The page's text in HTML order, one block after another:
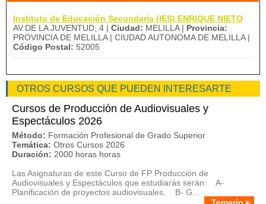
Instituto de Educación Secundaria (IES) ENRIQUE NIETO
AV.DE LA JUVENTUD, 4 | Ciudad: MELILLA | Provincia:
PROVINCIA DE MELILLA | CIUDAD AUTONOMA DE MELILLA |
Código Postal: 52005
OTROS CURSOS QUE PUEDEN INTERESARTE
Cursos de Producción de Audiovisuales y
Espectáculos 2026
Método: Formación Profesional de Grado Superior
Temática: Otros Cursos 2026
Duración: 2000 horas horas
Las Asignaturas de este Curso de FP Producción de
Audiovisuales y Espectáculos que estudiarás serán: A-
Planificación de proyectos audiovisuales. B- G...